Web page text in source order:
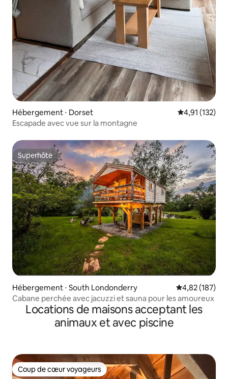
Hébergement ⋅ Dorset Évaluation
4,91 (132)
Escapade avec vue sur la montagne
Superhôte
Superhôte
Hébergement ⋅ South Londonderry Évaluation
4,82 (187)
Cabane perchée avec jacuzzi et sauna pour les amoureux
Locations de maisons acceptant les
animaux et avec piscine
Coup de cœur voyageurs
Coup de cœur voyageurs